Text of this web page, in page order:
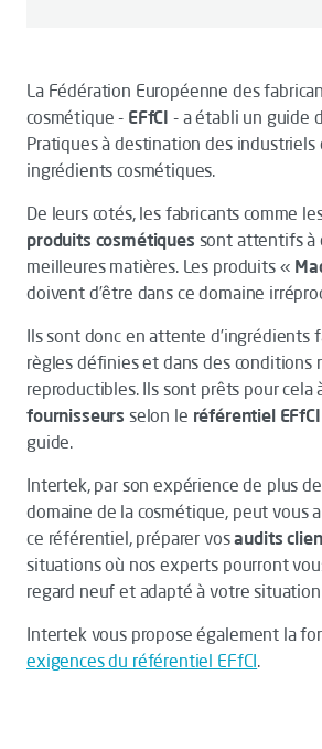
La Fédération Européenne des
cosmétique - EFfCI - a établi un guide
Pratiques à destination des industriels
ingrédients cosmétiques.
De leurs cotés, les fabricants comme
produits cosmétiques sont attentifs à
meilleures matières. Les produits «
doivent d’être dans ce domaine
Ils sont donc en attente d’ingrédients
règles définies et dans des conditions
reproductibles. Ils sont prêts pour cela
fournisseurs selon le référentiel EFfCI
guide.
Intertek, par son expérience de plus
domaine de la cosmétique, peut vous
ce référentiel, préparer vosaudits
situations où nos experts pourront
regard neuf et adapté à votre
Intertek vous propose également la
exigences du référentiel EFfCI.